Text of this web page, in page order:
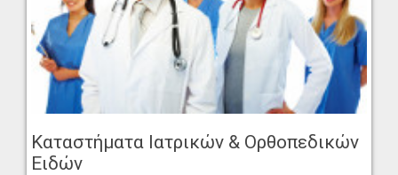
Καταστήματα Ιατρικών & Ορθοπεδικών
Ειδών